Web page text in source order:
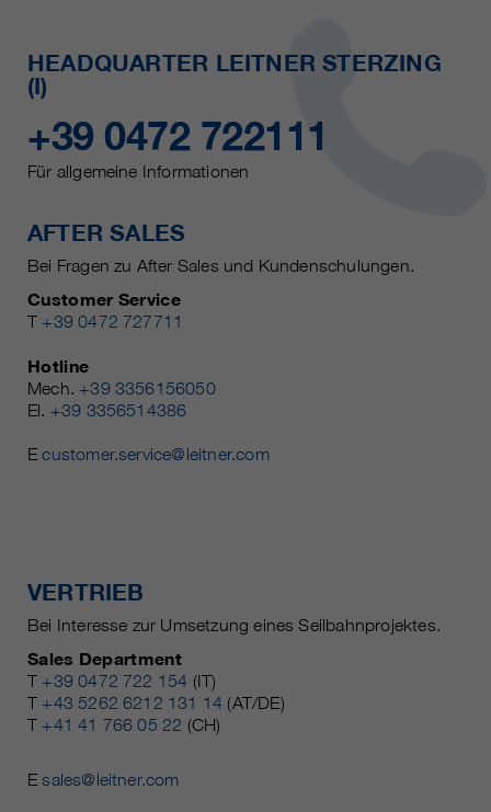
HEADQUARTER LEITNER STERZING
(I)
+39 0472 722111
Für allgemeine Informationen
AFTER SALES
Bei Fragen zu After Sales und Kundenschulungen.
Customer Service
T +39 0472 727711
Hotline
Mech. +39 3356156050
El. +39 3356514386
Ecustomer.service@leitner.com
VERTRIEB
Bei Interesse zur Umsetzung eines Seilbahnprojektes.
Sales Department
T +39 0472 722 154 (IT)
T +43 5262 6212 131 14 (AT/DE)
T +41 41 766 05 22 (CH)
Esales@leitner.com